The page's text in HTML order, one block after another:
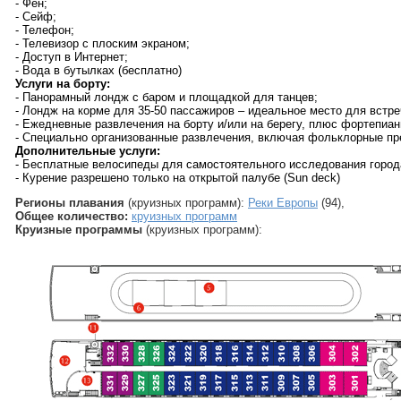
- Фен;
- Сейф;
- Телефон;
- Телевизор с плоским экраном;
- Доступ в Интернет;
- Вода в бутылках (бесплатно)
Услуги на борту:
- Панорамный лондж с баром и площадкой для танцев;
- Лондж на корме для 35-50 пассажиров – идеальное место для
- Ежедневные развлечения на борту и/или на берегу, плюс
- Специально организованные развлечения, включая фольклорные
Дополнительные услуги:
- Бесплатные велосипеды для самостоятельного исследования
- Курение разрешено только на открытой палубе (Sun deck)
Регионы плавания (круизных программ): Реки Европы (94),
Общее количество: круизных программ
Круизные программы (круизных программ):